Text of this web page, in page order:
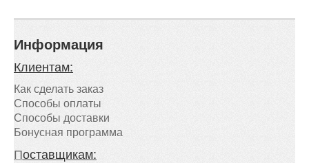
Информация
Клиентам:
Как сделать заказ
Способы оплаты
Способы доставки
Бонусная программа
Поставщикам: